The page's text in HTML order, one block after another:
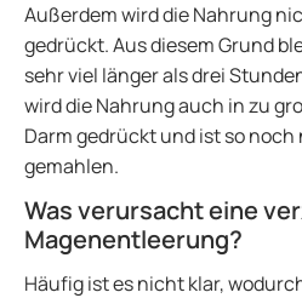
Außerdem wird die Nahrung
gedrückt. Aus diesem Grund
sehr viel länger als drei
wird die Nahrung auch in zu
Darm gedrückt und ist so
gemahlen.
Was verursacht eine
Magenentleerung?
Häufig ist es nicht klar,